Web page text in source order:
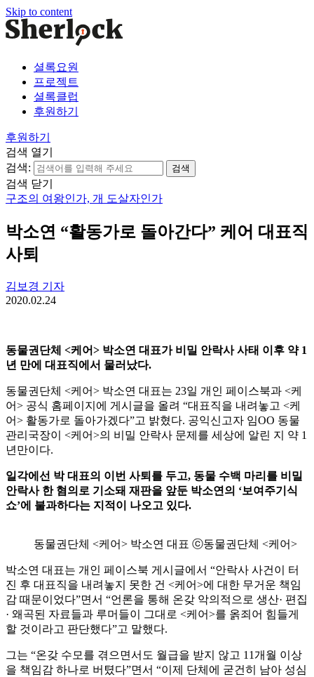
Skip to content
셜록요원
프로젝트
셜록클럽
후원하기
후원하기
검색 열기
검색:
검색 닫기
구조의 여왕인가, 개 도살자인가
박소연 “활동가로 돌아간다” 케어 대표직
사퇴
김보경 기자
2020.02.24
동물권단체 <케어> 박소연 대표가 비밀 안락사 사태 이후 약 1
년 만에 대표직에서 물러났다.
동물권단체 <케어> 박소연 대표는 23일 개인 페이스북과 <케
어> 공식 홈페이지에 게시글을 올려 “대표직을 내려놓고 <케
어> 활동가로 돌아가겠다”고 밝혔다. 공익신고자 임OO 동물
관리국장이 <케어>의 비밀 안락사 문제를 세상에 알린 지 약 1
년만이다.
일각에선 박 대표의 이번 사퇴를 두고, 동물 수백 마리를 비밀
안락사 한 혐의로 기소돼 재판을 앞둔 박소연의 ‘보여주기식
쇼’에 불과하다는 지적이 나오고 있다.
동물권단체 <케어> 박소연 대표 ⓒ동물권단체 <케어>
박소연 대표는 개인 페이스북 게시글에서 “안락사 사건이 터
진 후 대표직을 내려놓지 못한 건 <케어>에 대한 무거운 책임
감 때문이었다”면서 “언론을 통해 온갖 악의적으로 생산· 편집
· 왜곡된 자료들과 루머들이 그대로 <케어>를 옭죄어 힘들게
할 것이라고 판단했다”고 말했다.
그는 “온갖 수모를 겪으면서도 월급을 받지 않고 11개월 이상
을 책임감 하나로 버텼다”면서 “이제 단체에 굳건히 남아 성심